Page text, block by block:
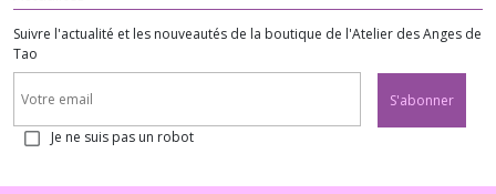
Suivre l'actualité et les nouveautés de la boutique de l'Atelier des Anges de
Tao
S'abonner
Je ne suis pas un robot